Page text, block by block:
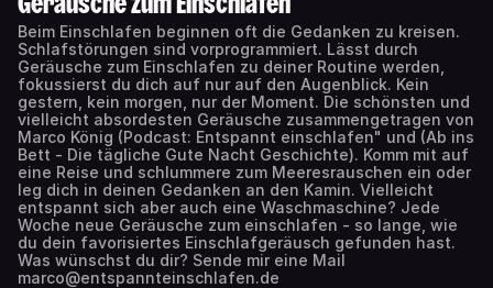
Beim Einschlafen beginnen oft die Gedanken zu kreisen.
Schlafstörungen sind vorprogrammiert. Lässt durch
Geräusche zum Einschlafen zu deiner Routine werden,
fokussierst du dich auf nur auf den Augenblick. Kein
gestern, kein morgen, nur der Moment. Die schönsten und
vielleicht absordesten Geräusche zusammengetragen von
Marco König (Podcast: Entspannt einschlafen" und (Ab ins
Bett - Die tägliche Gute Nacht Geschichte). Komm mit auf
eine Reise und schlummere zum Meeresrauschen ein oder
leg dich in deinen Gedanken an den Kamin. Vielleicht
entspannt sich aber auch eine Waschmaschine? Jede
Woche neue Geräusche zum einschlafen - so lange, wie
du dein favorisiertes Einschlafgeräusch gefunden hast.
Was wünschst du dir? Sende mir eine Mail
marco@entspannteinschlafen.de